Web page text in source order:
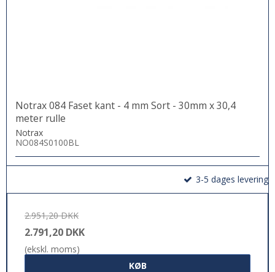
Notrax 084 Faset kant - 4 mm Sort - 30mm x 30,4
meter rulle
Notrax
NO084S0100BL
3-5 dages levering
2.951,20 DKK
2.791,20 DKK
(ekskl. moms)
KØB